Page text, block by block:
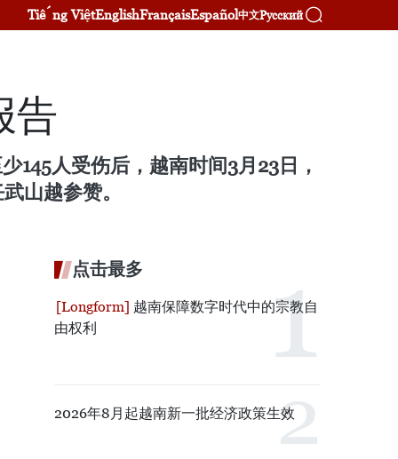
Tiếng ViệtEnglishFrançaisEspañol中文Русский
告
145人受伤后，越南时间3月23日，
山越参赞。
点击最多
越南保障数字时代中的宗教自
由权利
2026年8月起越南新一批经济政策生效